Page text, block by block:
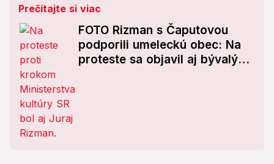
Prečítajte si viac
FOTO Rizman s Čaputovou
podporili umeleckú obec: Na
proteste sa objavil aj bývalý